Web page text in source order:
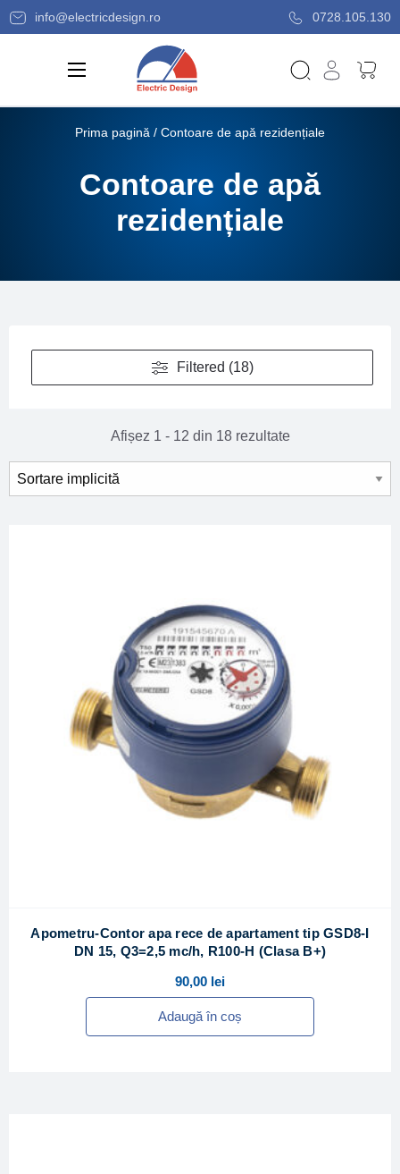
info@electricdesign.ro 0728.105.130
Prima pagină / Contoare de apă rezidențiale
Contoare de apă
rezidențiale
Filtered (18)
Afișez 1 - 12 din 18 rezultate
Apometru-Contor apa rece de apartament tip GSD8-I
DN 15, Q3=2,5 mc/h, R100-H (Clasa B+)
90,00 lei
Adaugă în coș